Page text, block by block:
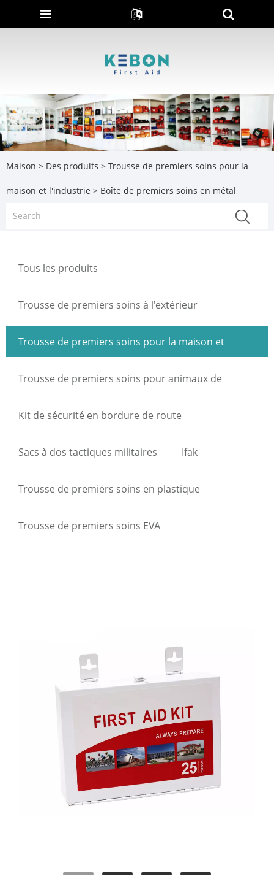
Maison > Des produits > Trousse de premiers soins pour la
maison et l'industrie > Boîte de premiers soins en métal
Tous les produits
Trousse de premiers soins à l'extérieur
Trousse de premiers soins pour la maison et
l'industrie
Trousse de premiers soins pour animaux de
compagnie
Kit de sécurité en bordure de route
Sacs à dos tactiques militaires Ifak
Trousse de premiers soins en plastique
Trousse de premiers soins EVA